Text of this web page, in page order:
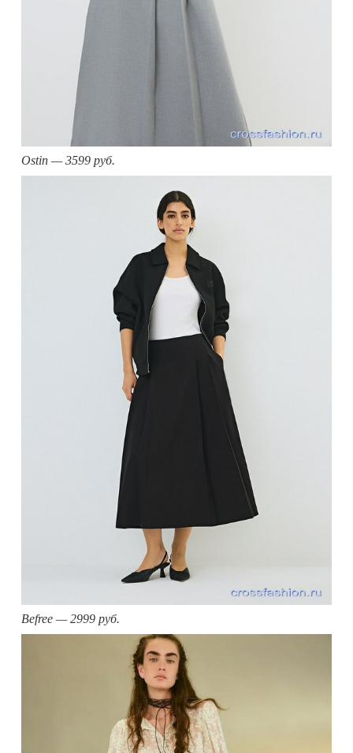
Ostin — 3599 руб.
Befree — 2999 руб.